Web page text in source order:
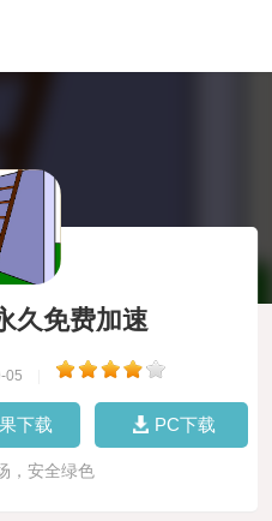
久免费加速
05
下载 PC下载
，安全绿色